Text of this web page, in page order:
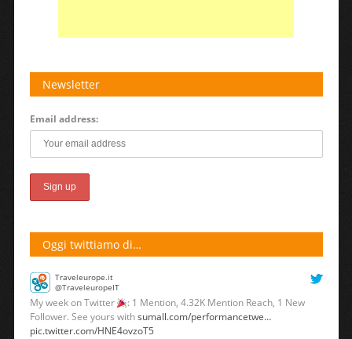
Newsletter
Email address:
Oggi twittiamo di…
Traveleurope.it
@TraveleuropeIT
My week on Twitter
: 1 Mention, 4.32K Mention Reach, 1 New
Follower. See yours withsumall.com/performancetwe…
pic.twitter.com/HNE4ovzoT5